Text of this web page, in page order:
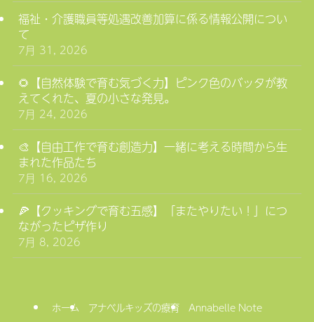
福祉・介護職員等処遇改善加算に係る情報公開につい
て
7月 31, 2026
🌻【自然体験で育む気づく力】ピンク色のバッタが教
えてくれた、夏の小さな発見。
7月 24, 2026
🎨【自由工作で育む創造力】一緒に考える時間から生
まれた作品たち
7月 16, 2026
🍕【クッキングで育む五感】「またやりたい！」につ
ながったピザ作り
7月 8, 2026
ホーム アナベルキッズの療育
Annabelle Note